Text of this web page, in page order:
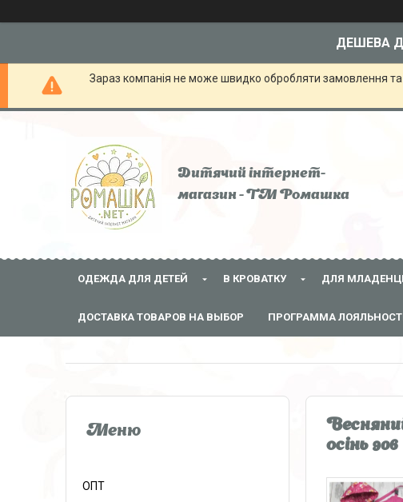
ДЕШЕВА
Зараз компанія не може швидко обробляти замовлення та
Дитячий інтернет-
магазин - ТМ Ромашка
ОДЕЖДА ДЛЯ ДЕТЕЙ В КРОВАТКУ ДЛЯ
ДОСТАВКА ТОВАРОВ НА ВЫБОР ПРОГРАММА
осінь 906
ОПТ